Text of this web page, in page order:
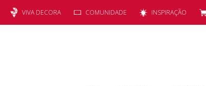
VIVA DECORA COMUNIDADE INSPIRAÇÃO